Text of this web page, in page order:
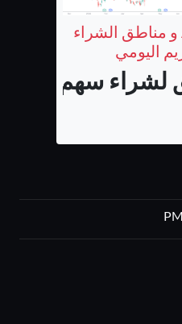
تحليل سهم Apple و مناطق الشراء
اليومي
سهم شركة